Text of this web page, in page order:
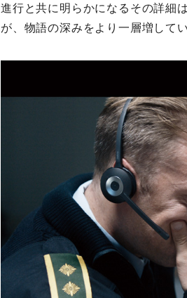
進行と共に明らかになるその詳細
が、物語の深みをより一層増してい